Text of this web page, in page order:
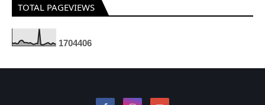
TOTAL PAGEVIEWS
1704406